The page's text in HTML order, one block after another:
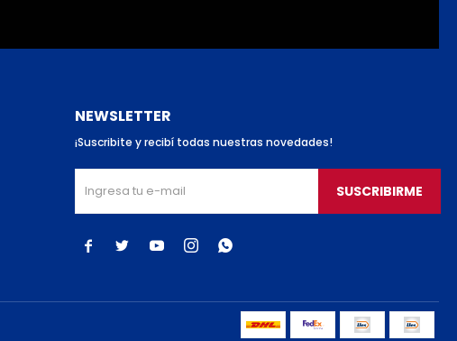
NEWSLETTER
¡Suscribite y recibí todas nuestras novedades!
SUSCRIBIRME
    